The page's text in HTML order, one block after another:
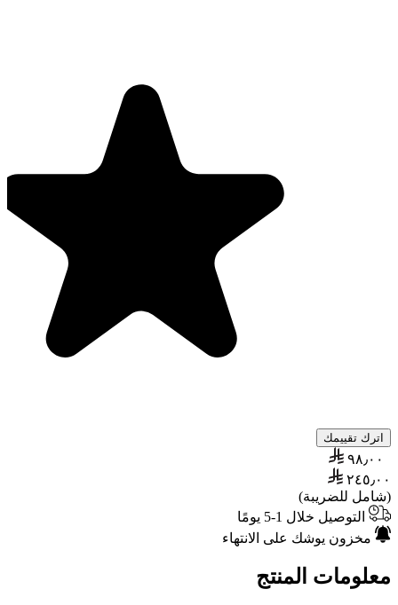
اترك تقييمك
٩٨٫٠٠
٢٤٥٫٠٠
(شامل للضريبة)
التوصيل خلال 1-5 يومًا
مخزون يوشك على الانتهاء
معلومات المنتج